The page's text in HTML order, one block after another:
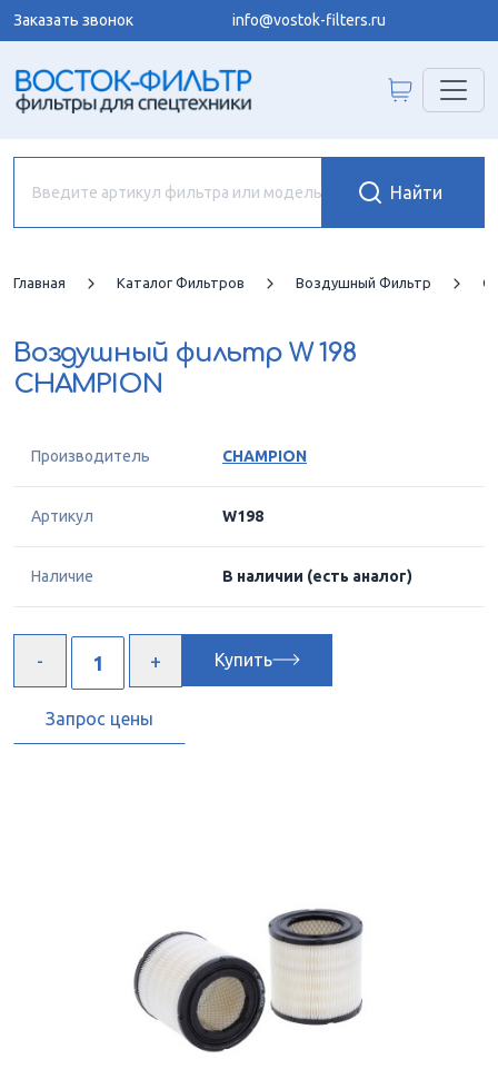
Заказать звонок info@vostok-filters.ru
Главная Каталог Фильтров Воздушный Фильтр
Воздушный фильтр W 198
CHAMPION
Производитель CHAMPION
Артикул W198
Наличие В наличии (есть аналог)
Купить
Запрос цены